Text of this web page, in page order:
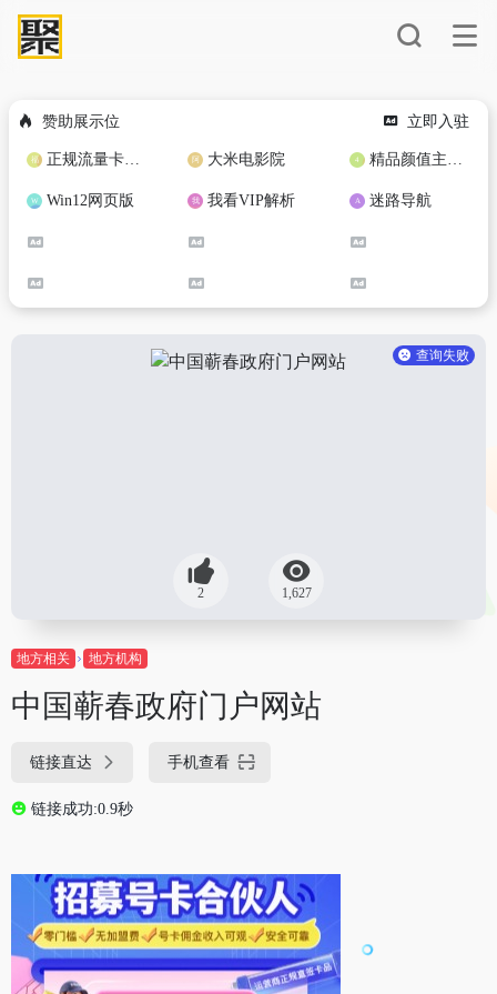
赞助展示位 立即入驻
正规流量卡免费加盟合作 大米电影院 精品颜值主播定制
Win12网页版 我看VIP解析 迷路导航
查询失败
2 1,627
地方相关 地方机构
中国蕲春政府门户网站
链接直达 手机查看
链接成功:0.9秒